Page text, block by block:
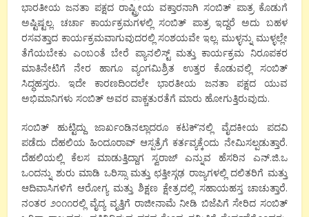
ಭಾರತೀಯ ಜನತಾ ಪಕ್ಷದ ರಾಷ್ಟ್ರೀಯ ವಕ್ತಾರನಾಗಿ ಸಂಬಿತ್ ಪಾತ್ರ ಕೊಡುಗೆ
ಅಷ್ಟಿಷ್ಟಲ್ಲ. ಚರ್ಚಾ ಕಾರ್ಯಕ್ರಮಗಳಲ್ಲಿ ಸಂಬಿತ್ ಪಾತ್ರ ಇದ್ದರೆ ಅದು ಬಹಳ
ರಸವತ್ತಾದ ಕಾರ್ಯಕ್ರಮವಾಗುವುದರಲ್ಲಿ ಸಂಶಯವೇ ಇಲ್ಲ. ಮುಳ್ಳನ್ನು ಮುಳ್ಳಲ್ಲೇ
ತೆಗೆಯಬೇಕು ಎಂಬಂತೆ ಬೇರೆ ಪ್ಯಾನಲಿಸ್ಟ್ ಮತ್ತು ಕಾರ್ಯಕ್ರಮ ನಿರೂಪಕರ
ಮಾತಿನೇಟಿಗೆ ನೇರ ಹಾಗೂ ವ್ಯಂಗಮಿಶ್ರಿತ ಉತ್ತರ ಕೊಡುವಲ್ಲಿ ಸಂಬಿತ್
ಸಿದ್ಧಹಸ್ತರು. ಇದೇ ಕಾರಣದಿಂದಲೇ ಭಾರತೀಯ ಜನತಾ ಪಕ್ಷದ ಯುವ
ಅಭಿಮಾನಿಗಳು ಸಂಬಿತ್ ಅವರ ವಾಕ್ಚತುರತೆಗೆ ಮಾರು ಹೋಗುತ್ತಿರುವುದು.
ಸಂಬಿತ್ ಹುಟ್ಟಿದ್ದು ಜಾರ್ಖಂಡಿನಲ್ಲಾದರೂ ಕಟಕ್’ನಲ್ಲಿ ವೈದಕೀಯ ಪದವಿ
ಪಡೆದು ದೆಹಲಿಯ ಹಿಂದೂರಾವ್ ಆಸ್ಪತ್ರೆಗೆ ಕರ್ತವ್ಯಕ್ಕೆಂದು ನೇಮಿಸಲ್ಪಡುತ್ತಾರೆ.
ದೆಹಲಿಯಲ್ಲಿ ಕೆಲಸ ಮಾಡುತ್ತಿದ್ದಾಗ ಸ್ವರಾಜ್ ಎನ್ನುವ ಹೆಸರಿನ ಎನ್.ಜಿ.ಒ
ಒಂದನ್ನು ಶುರು ಮಾಡಿ ಒರಿಸ್ಸಾ ಮತ್ತು ಛತ್ತೀಸ್ಗಢ ರಾಜ್ಯಗಳಲ್ಲಿ ದಲಿತರಿಗೆ ಮತ್ತು
ಆದಿವಾಸಿಗಳಿಗೆ ಆರೋಗ್ಯ ಮತ್ತು ಶಿಕ್ಷಣ ಕ್ಷೇತ್ರದಲ್ಲಿ ಸಹಾಯಹಸ್ತ ಚಾಚುತ್ತಾರೆ.
ನಂತರ ೨೦೧೧ರಲ್ಲಿ ವೈದ್ಯ ವೃತ್ತಿಗೆ ರಾಜೀನಾಮೆ ನೀಡಿ ಬಿಜೆಪಿಗೆ ಸೇರಿದ ಸಂಬಿತ್